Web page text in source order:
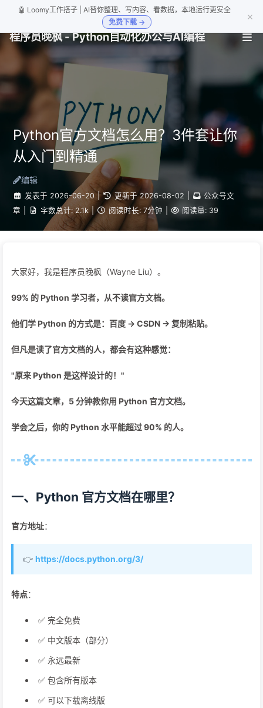
🤖 Loomy工作搭子 | AI替你整理、写内容、看数据，本地运行更安全
免费下载 →
×
程序员晚枫 - Python自动化办公与AI编程
Python官方文档怎么用？3件套让你
从入门到精通
编辑
发表于 2026-06-20 | 更新于 2026-08-02
公众号文
章
字数总计: 2.1k | 阅读时长: 7分钟 阅读量: 39
大家好，我是程序员晚枫（Wayne Liu）。
99% 的 Python 学习者，从不读官方文档。
他们学 Python 的方式是：百度 → CSDN → 复制粘贴。
但凡是读了官方文档的人，都会有这种感觉：
"原来 Python 是这样设计的！"
今天这篇文章，5 分钟教你用 Python 官方文档。
学会之后，你的 Python 水平能超过 90% 的人。
一、Python 官方文档在哪里？
官方地址：
👉 https://docs.python.org/3/
特点：
✅ 完全免费
✅ 中文版本（部分）
✅ 永远最新
✅ 包含所有版本
✅ 可以下载离线版